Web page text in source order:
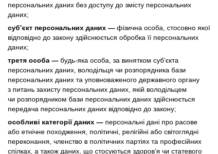
персональних даних без доступу до змісту персональних
даних;
суб’єкт персональних даних — фізична особа, стосовно якої
відповідно до закону здійснюється обробка її персональних
даних;
третя особа — будь-яка особа, за винятком суб’єкта
персональних даних, володільця чи розпорядника бази
персональних даних та уповноваженого державного органу
з питань захисту персональних даних, якій володільцем
чи розпорядником бази персональних даних здійснюється
передача персональних даних відповідно до закону;
особливі категорії даних — персональні дані про расове
або етнічне походження, політичні, релігійні або світоглядні
переконання, членство в політичних партіях та професійних
спілках, а також даних, що стосуються здоров’я чи статевого